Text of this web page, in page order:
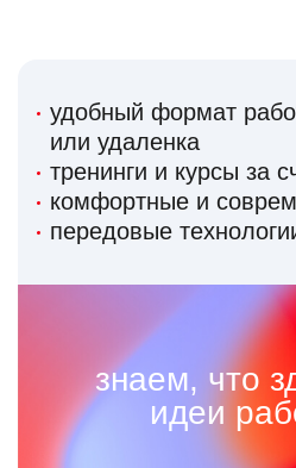
удобный формат
или удаленка
тренинги и курсы за
комфортные и
передовые
знаем, что
идеи